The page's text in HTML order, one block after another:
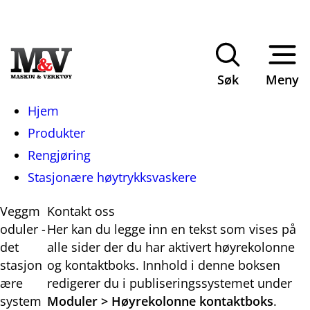
Søk
Meny
Du
Hjem
Produkter
Rengjøring
Stasjonære høytrykksvaskere
Veggm
oduler -
det
stasjon
ære
system
Kontakt oss
Her kan du legge inn en tekst som vises på
alle sider der du har aktivert høyrekolonne
og kontaktboks. Innhold i denne boksen
redigerer du i publiseringssystemet under
Moduler > Høyrekolonne kontaktboks.